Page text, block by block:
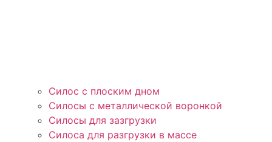
Силос с плоским дном
Силосы с металлической воронкой
Силосы для зазгрузки
Силоса для разгрузки в массе